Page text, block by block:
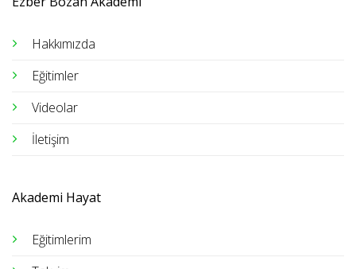
Hakkımızda
Eğitimler
Videolar
İletişim
Akademi Hayat
Eğitimlerim